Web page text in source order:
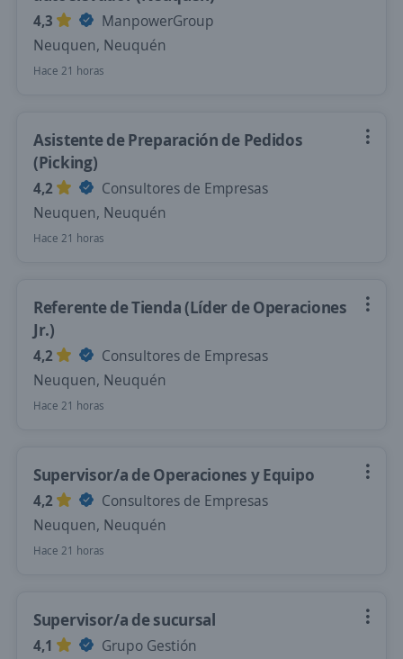
4,3
ManpowerGroup
Neuquen, Neuquén
Hace 21 horas
Asistente de Preparación de Pedidos
(Picking)
4,2
Consultores de Empresas
Neuquen, Neuquén
Hace 21 horas
Referente de Tienda (Líder de Operaciones
Jr.)
4,2
Consultores de Empresas
Neuquen, Neuquén
Hace 21 horas
Supervisor/a de Operaciones y Equipo
4,2
Consultores de Empresas
Neuquen, Neuquén
Hace 21 horas
Supervisor/a de sucursal
4,1 Grupo Gestión